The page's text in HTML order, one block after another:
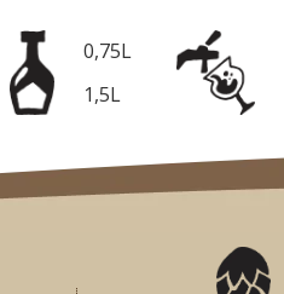
0,75L
1,5L